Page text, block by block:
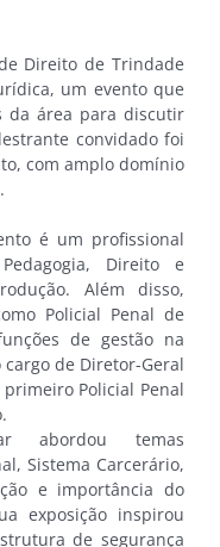
Direito de Trindade
um evento que
da área para discutir
convidado foi
com amplo domínio
é um profissional
Direito e
Além disso,
Policial Penal de
de gestão na
cargo de Diretor-Geral
Policial Penal
abordou temas
Sistema Carcerário,
e importância do
exposição inspirou
de segurança